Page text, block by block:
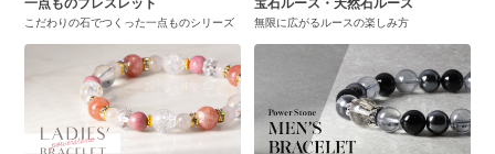
一点ものブレスレット
こだわりの石でつくった一点ものシリーズ
宝石ルース・天然石ルース
無限に広がるルースの楽しみ方